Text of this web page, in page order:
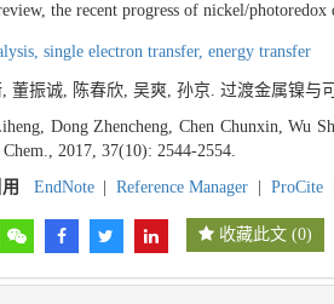
the recent progress of nickel/photoredox
single electron transfer, energy transfer
, 董振诚, 陈春欣, 吴爽, 孙京. 过渡金属镍与
Dong Zhencheng, Chen Chunxin, Wu
2017, 37(10): 2544-2554.
EndNote Reference Manager ProCite
收藏此文 (0)